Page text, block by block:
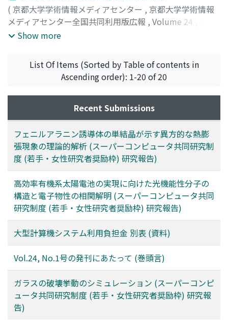
( 京都大学学術情報メディアセンター , 京都大学学術情報
メディアセンター全国共同利用版広報 , Volume 24
1,2026 ,pp.53-53
Show more
List Of Items (Sorted by Table of contents in
Ascending order): 1-20 of 20
Recent Submissions
フェニルアラニン誘導体の単結晶が示す異方的な熱膨
張現象の理論的解析 (スーパーコンピュータ共同研究制
度 (若手・女性研究者奨励枠) 研究報告)
高効率有機系太陽電池の実現に向けた光機能性分子の
構造と電子物性の相関解明 (スーパーコンピュータ共同
研究制度 (若手・女性研究者奨励枠) 研究報告)
大型計算機システム利用負担金 別表 (資料)
Vol.24, No.1号の発刊にあたって (巻頭言)
ガラスの破壊挙動のシミュレーション (スーパーコンピ
ュータ共同研究制度 (若手・女性研究者奨励枠) 研究報
告)